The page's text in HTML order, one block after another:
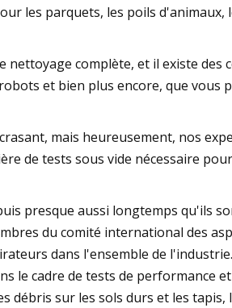
les parquets, les poils d'animaux,
complète, et il existe des
et bien plus encore, que vous
mais heureusement, nos
de tests sous vide nécessaire
presque aussi longtemps qu'ils
du comité international des
dans l'ensemble de
le cadre de tests de performance
débris sur les sols durs et les